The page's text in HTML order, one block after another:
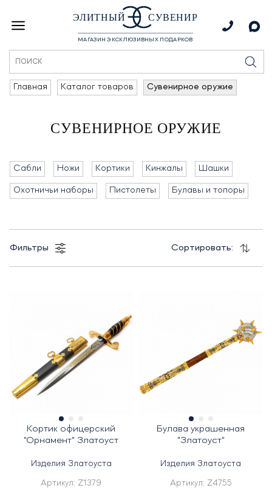
ЭЛИТНЫЙ СУВЕНИР
МАГАЗИН ЭКСКЛЮЗИВНЫХ ПОДАРКОВ
Главная Каталог товаров Сувенирное оружие
СУВЕНИРНОЕ ОРУЖИЕ
Cабли Ножи Кортики Кинжалы Шашки
Охотничьи наборы Пистолеты Булавы и топоры
Фильтры Сортировать:
Кортик офицерский
"Орнамент" Златоуст
Изделия Златоуста
Артикул: Z1379
Булава украшенная
"Златоуст"
Изделия Златоуста
Артикул: Z4755